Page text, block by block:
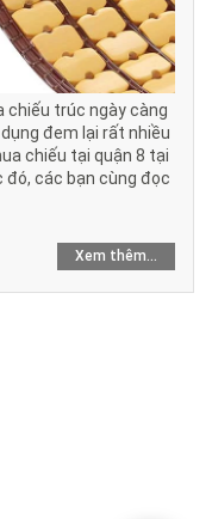
chiếu trúc ngày càng
đem lại rất nhiều
chiếu tại quận 8 tại
đó, các bạn cùng đọc
Xem thêm...